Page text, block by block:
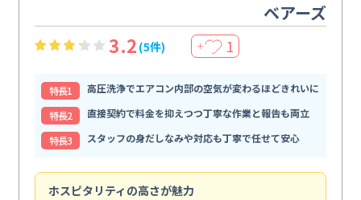
ベアーズ
3.2 (5件) ＋ 1
特⻑1
高圧洗浄でエアコン内部の空気が変わるほどきれいに
特⻑2
直接契約で料金を抑えつつ丁寧な作業と報告も両立
特⻑3
スタッフの身だしなみや対応も丁寧で任せて安心
ホスピタリティの高さが魅力